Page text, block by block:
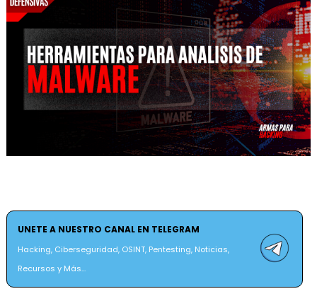
UNETE A NUESTRO CANAL EN TELEGRAM
Hacking, Ciberseguridad, OSINT, Pentesting, Noticias,
Recursos y Más...